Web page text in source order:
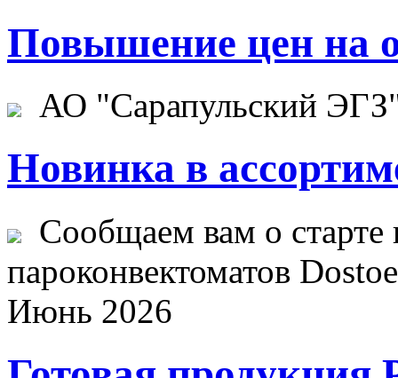
Повышение цен на
АО "Сарапульский
Новинка в
Сообщаем вам о старте
пароконвектоматов
Июнь 2026